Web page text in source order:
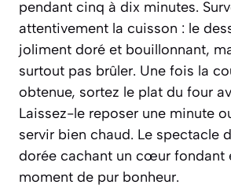
pendant cinq à dix minutes.
attentivement la cuisson : le
joliment doré et bouillonnant,
surtout pas brûler. Une fois la
obtenue, sortez le plat du four
Laissez-le reposer une minute
servir bien chaud. Le spectacle
dorée cachant un cœur fondant
moment de pur bonheur.